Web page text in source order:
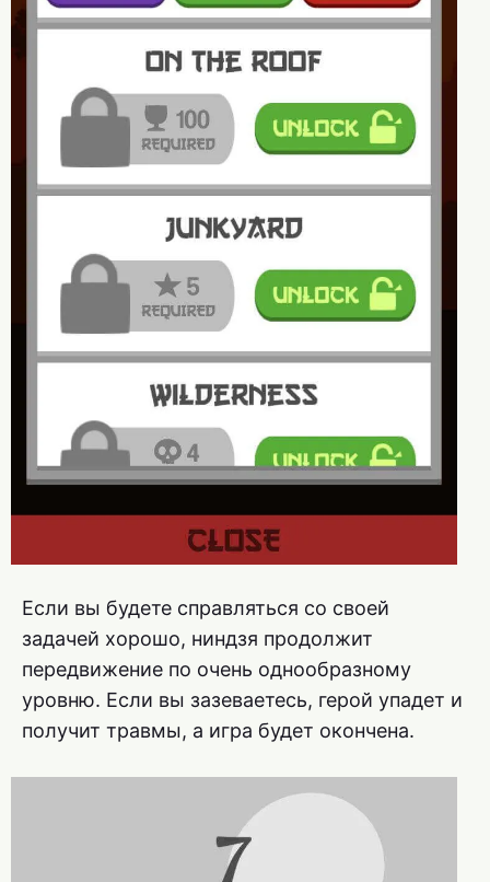
Если вы будете справляться со своей
задачей хорошо, ниндзя продолжит
передвижение по очень однообразному
уровню. Если вы зазеваетесь, герой упадет и
получит травмы, а игра будет окончена.